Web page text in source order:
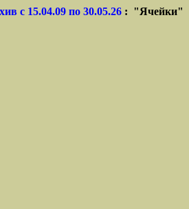
с 15.04.09 по 30.05.26 : "Ячейки"